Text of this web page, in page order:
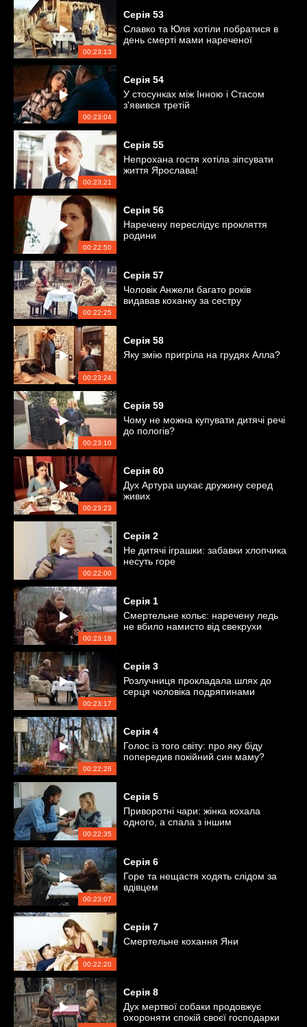
00:23:13
Серія 53
Славко та Юля хотіли побратися в
день смерті мами нареченої
00:23:04
Серія 54
У стосунках між Інною і Стасом
з'явився третій
00:23:21
Серія 55
Непрохана гостя хотіла зіпсувати
життя Ярослава!
00:22:50
Серія 56
Наречену переслідує прокляття
родини
00:22:25
Серія 57
Чоловік Анжели багато років
видавав коханку за сестру
00:23:24
Серія 58
Яку змію пригріла на грудях Алла?
00:23:10
Серія 59
Чому не можна купувати дитячі речі
до пологів?
00:23:23
Серія 60
Дух Артура шукає дружину серед
живих
00:22:00
Серія 2
Не дитячі іграшки: забавки хлопчика
несуть горе
00:23:18
Серія 1
Смертельне кольє: наречену ледь
не вбило намисто від свекрухи
00:23:17
Серія 3
Розлучниця прокладала шлях до
серця чоловіка подряпинами
00:22:26
Серія 4
Голос із того світу: про яку біду
попередив покійний син маму?
00:22:35
Серія 5
Приворотні чари: жінка кохала
одного, а спала з іншим
00:23:07
Серія 6
Горе та нещастя ходять слідом за
вдівцем
00:22:20
Серія 7
Смертельне кохання Яни
Серія 8
Дух мертвої собаки продовжує
охороняти спокій своєї господарки